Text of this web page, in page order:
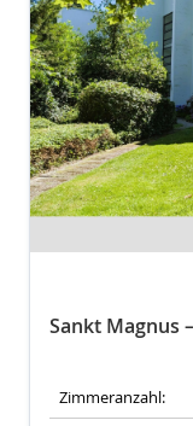
Sankt Magnus
Zimmeranzahl: